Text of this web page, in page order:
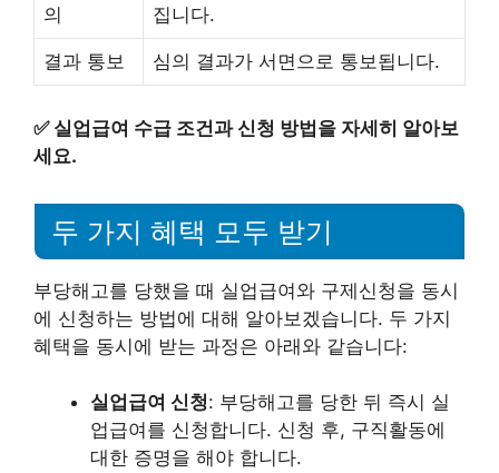
의
집니다.
결과 통보 심의 결과가 서면으로 통보됩니다.
✅ 실업급여 수급 조건과 신청 방법을 자세히 알아보
세요.
두 가지 혜택 모두 받기
부당해고를 당했을 때 실업급여와 구제신청을 동시
에 신청하는 방법에 대해 알아보겠습니다. 두 가지
혜택을 동시에 받는 과정은 아래와 같습니다:
실업급여 신청: 부당해고를 당한 뒤 즉시 실
업급여를 신청합니다. 신청 후, 구직활동에
대한 증명을 해야 합니다.